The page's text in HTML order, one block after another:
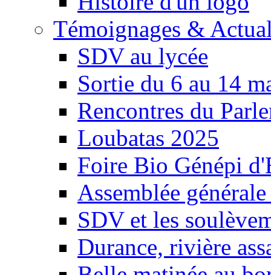
Témoignages &
SDV au lycée
Sortie du 6 au 14
Rencontres du
Loubatas 2025
Foire Bio Génépi
Assemblée
SDV et les
Durance, rivière